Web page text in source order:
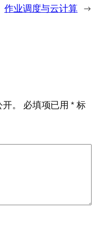
作业调度与云计算 →
。
必填项已用*标